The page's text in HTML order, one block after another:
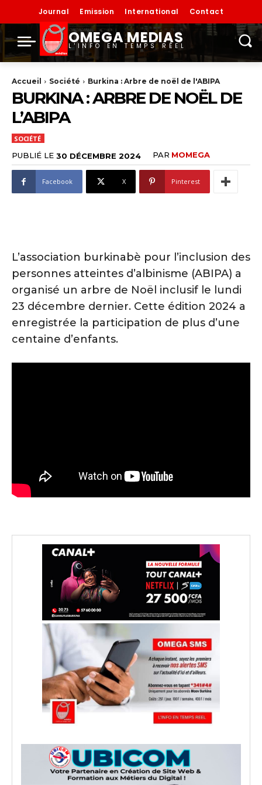
Journal Emission International Contact
OMEGA MEDIAS
L'INFO EN TEMPS RÉEL
Accueil Société Burkina : Arbre de noël de l'ABIPA
BURKINA : ARBRE DE NOËL DE
L’ABIPA
SOCIÉTÉ
PUBLIÉ LE 30 DÉCEMBRE 2024 PAR MOMEGA
Facebook X Pinterest
L’association burkinabè pour l’inclusion des
personnes atteintes d’albinisme (ABIPA) a
organisé un arbre de Noël inclusif le lundi
23 décembre dernier. Cette édition 2024 a
enregistrée la participation de plus d’une
centaine d’enfants.